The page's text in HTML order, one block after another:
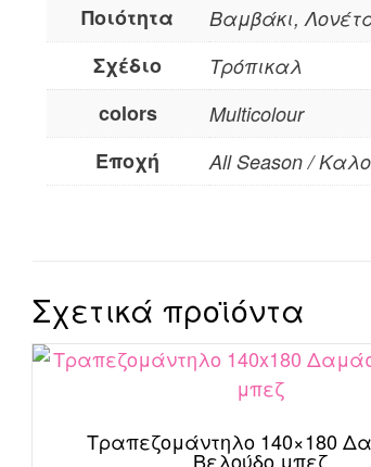
Ποιότητα Βαμβάκι,
Σχέδιο Τρόπικαλ
colors Multicolour
Εποχή All Season /
Σχετικά προϊόντα
Τραπεζομάντηλο 140×180
Βελούδο μπεζ